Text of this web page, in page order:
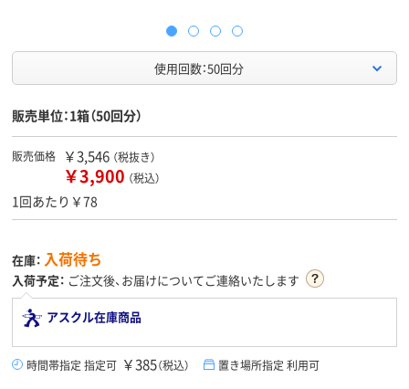
使用回数：50回分
販売単位：1箱（50回分）
販売価格 ￥3,546 （税抜き）
￥3,900 （税込）
1回あたり￥78
在庫： 入荷待ち
入荷予定： ご注文後、お届けについてご連絡いたします
アスクル在庫商品
時間帯指定 指定可 ￥385（税込） 置き場所指定 利用可